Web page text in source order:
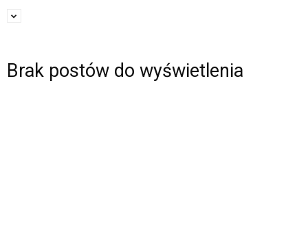
Brak postów do wyświetlenia